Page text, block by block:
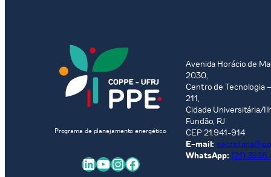
da
implementação
de
novo
hidroviário
na
região
Programa de planejamento energético
LinkedIn Youtube InstagramFacebook
Avenida Horácio de
2030,
Centro de Tecnologia
211,
Cidade Universitária/
Fundão, RJ
CEP 21.941-914
E-mail:
WhatsApp: (21)